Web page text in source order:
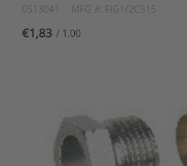
0513041 MFG #: FIG1/2CS15
€1,83 / 1.00